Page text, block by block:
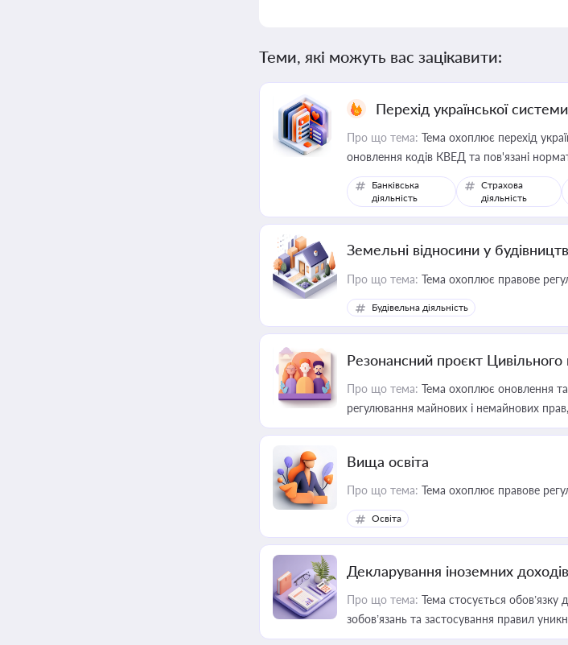
Теми, які можуть вас зацікавити:
Перехід української
Про що тема: Тема охоплює перехід
оновлення кодів КВЕД та пов'язані
Банківська
діяльність
Страхова
діяльність
Земельні відносини у
Про що тема: Тема охоплює правове
Будівельна діяльність
Резонансний проєкт Цивільного
Про що тема: Тема охоплює оновлення
регулювання майнових і немайнових
Вища освіта
Про що тема: Тема охоплює правове
Освіта
Декларування іноземних доходів
Про що тема: Тема стосується
зобов’язань та застосування правил